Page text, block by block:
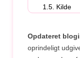
1.5. Kilde
Opdateret
oprindeligt